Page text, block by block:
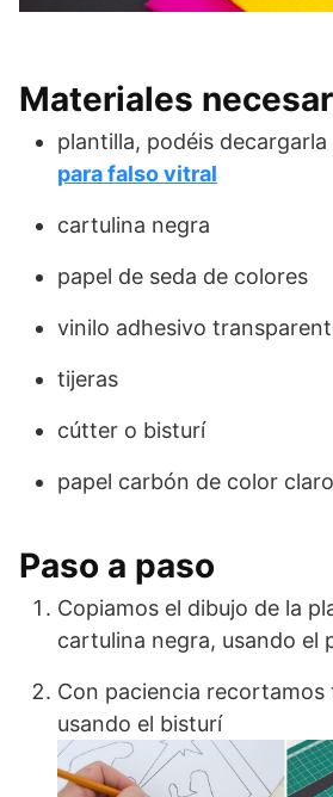
Materiales
plantilla, podéis decargarla
para falso vitral
cartulina negra
papel de seda de colores
vinilo adhesivo
tijeras
cútter o bisturí
papel carbón de color claro
Paso a paso
Copiamos el dibujo de la
cartulina negra, usando el
Con paciencia recortamos
usando el